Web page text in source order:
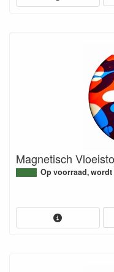
Magnetisch
Op voorraad,